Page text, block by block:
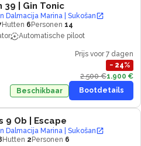
39 | Gin Tonic
Dalmacija Marina | Sukošan
Hutten 6 Personen 14
Automatische piloot
Prijs voor 7 dagen
− 24%
2.500 €1.900 €
Beschikbaar
Bootdetails
9 Ob | Escape
Dalmacija Marina | Sukošan
Hutten 2 Personen 6